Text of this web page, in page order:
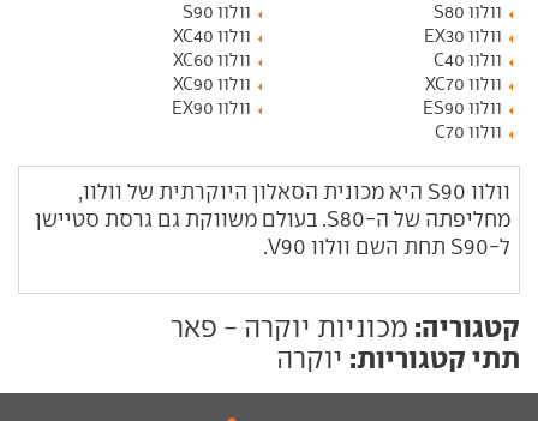
וולוו S80
וולוו S90
וולוו EX30
וולוו XC40
וולוו C40
וולוו XC60
וולוו XC70
וולוו XC90
וולוו ES90
וולוו EX90
וולוו C70
וולוו S90 היא מכונית הסאלון היוקרתית של וולוו,
מחליפתה של ה-S80. בעולם משווקת גם גרסת סטיישן
ל-S90 תחת השם וולוו V90.
קטגוריה: מכוניות יוקרה - פאר
תתי קטגוריות: יוקרה